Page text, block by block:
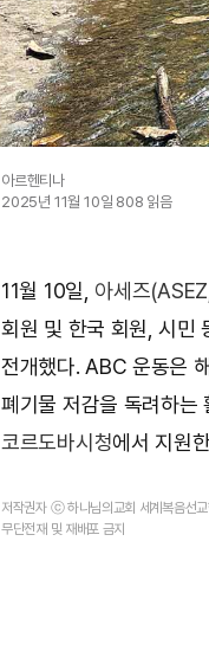
아르헨티나
2025년 11월 10일 808 읽음
11월 10일, 아세즈
회원 및 한국 회원, 시
전개했다. ABC 운동은
폐기물 저감을 독려하는
코르도바시청에서 지원
저작권자 ⓒ 하나님의교회 세계복음선
무단전재 및 재배포 금지